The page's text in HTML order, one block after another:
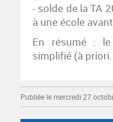
- solde de la TA
à une école
En résumé :
simplifié (à
Publiée le mercredi 27